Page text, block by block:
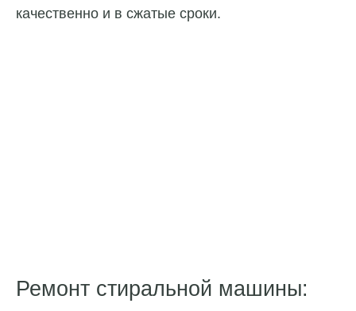
качественно и в сжатые сроки.
Ремонт стиральной машины: